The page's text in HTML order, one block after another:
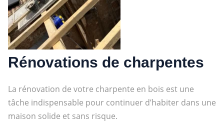
Rénovations de charpentes
La rénovation de votre charpente en bois est une
tâche indispensable pour continuer d’habiter dans une
maison solide et sans risque.